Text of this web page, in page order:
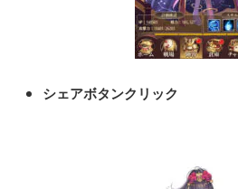
シェアボタンクリック